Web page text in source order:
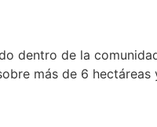
dentro de la
más de 6 hectáreas